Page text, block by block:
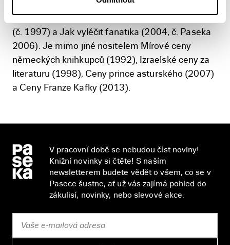
Jidáš (2015, č. Paseka 2017), jako esejista byl
představen soubory textů Mír, láska a kompromis
(č. 1997) a Jak vyléčit fanatika (2004, č. Paseka
2006). Je mimo jiné nositelem Mírové ceny
německých knihkupců (1992), Izraelské ceny za
literaturu (1998), Ceny prince asturského (2007)
a Ceny Franze Kafky (2013).
V pracovní době se nebudou číst noviny!
Knižní novinky si čtěte! S naším
newsletterem budete vědět o všem, co se v
Pasece šustne, ať už vás zajímá pohled do
zákulisí, novinky, nebo slevové akce.